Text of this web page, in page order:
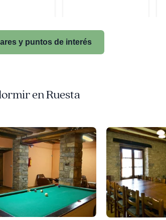
y puntos de interés
en Ruesta